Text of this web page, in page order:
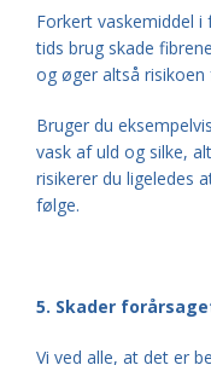
Forkert vaskemiddel
tids brug skade
og øger altså
Bruger du
vask af uld og silke,
risikerer du ligeledes
følge.
5. Skader
Vi ved alle, at det er